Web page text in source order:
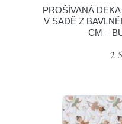
PROŠÍVANÁ
V SADĚ Z
CM –
2